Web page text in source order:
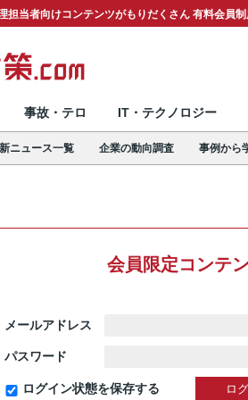
担当者向けコンテンツがもりだくさん 有料会員
事故・テロ IT・テクノロジー
ニュース一覧 企業の動向調査 事例から
会員限定コンテ
メールアドレス
パスワード
ログイン状態を保存する